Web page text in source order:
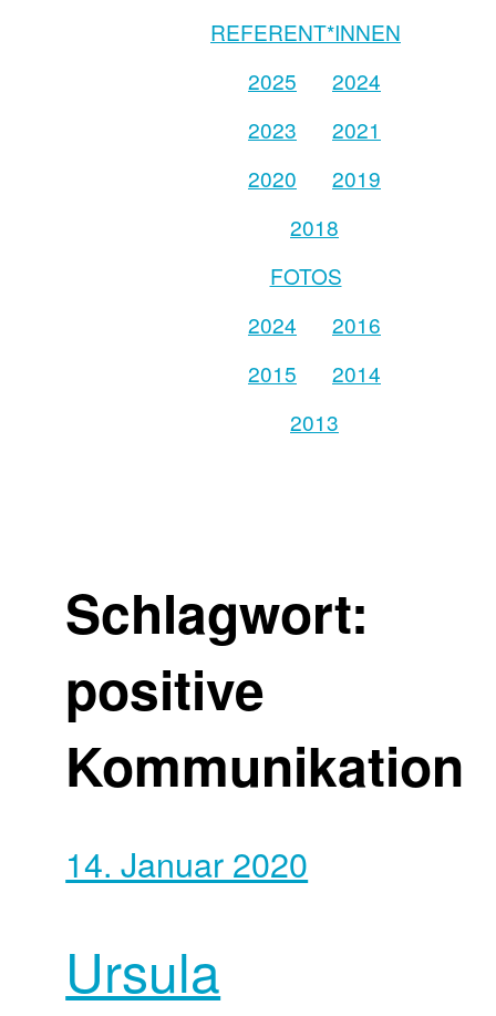
REFERENT*INNEN
2025
2024
2023
2021
2020
2019
2018
FOTOS
2024
2016
2015
2014
2013
Schlagwort:
positive
Kommunikation
14. Januar 2020
Ursula